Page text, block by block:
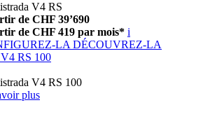
V4 RS
de CHF 39’690
de CHF 419 par mois* i
LA DÉCOUVREZ-LA
V4 RS 100
V4 RS 100
plus